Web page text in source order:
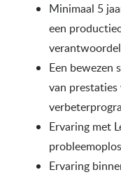
Minimaal 5
een
Een bewezen
van
Ervaring met
Ervaring